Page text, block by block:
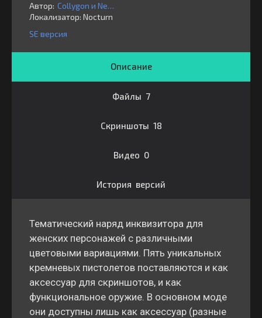
Автор:
Collygon и Nekomata1
Локализатор: ⁣⁣⁣Nocturn
SE версия
Описание
Файлы 7
Скриншоты 18
Видео 0
История версий
Тематический наряд инквизитора для
женских персонажей с различными
цветовыми вариациями. Пять уникальных
кремневых пистолетов поставляются и как
аксессуар для скриншотов, и как
функциональное оружие. В основном моде
они доступны лишь как аксессуар (разные